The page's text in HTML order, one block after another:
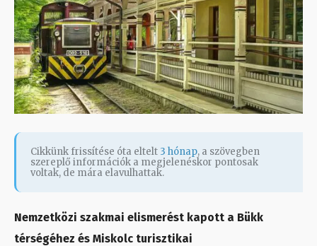
Cikkünk frissítése óta eltelt 3 hónap, a szövegben
szereplő információk a megjelenéskor pontosak
voltak, de mára elavulhattak.
Nemzetközi szakmai elismerést kapott a Bükk
térségéhez és Miskolc turisztikai